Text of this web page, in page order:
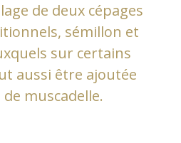
de deux cépages
sémillon et
sur certains
aussi être ajoutée
muscadelle.